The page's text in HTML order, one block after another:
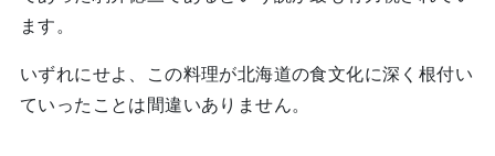
ます。
いずれにせよ、この料理が北海道の食文化に深く根付い
ていったことは間違いありません。